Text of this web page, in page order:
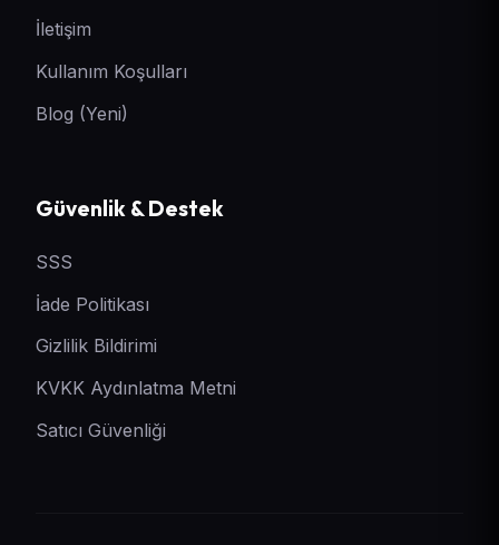
İletişim
Kullanım Koşulları
Blog (Yeni)
Güvenlik & Destek
SSS
İade Politikası
Gizlilik Bildirimi
KVKK Aydınlatma Metni
Satıcı Güvenliği